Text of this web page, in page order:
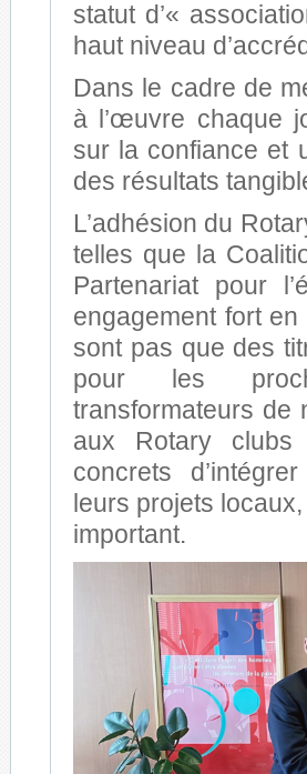
statut d’«
haut niveau
Dans le cadre de
à l’œuvre chaque
sur la confiance et
des résultats
L’adhésion du
telles que la
Partenariat pour
engagement fort
sont pas que des
pour les
transformateurs de
aux Rotary
concrets
leurs projets
important.